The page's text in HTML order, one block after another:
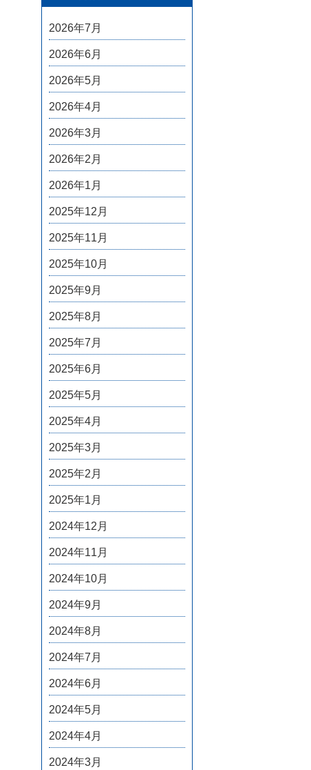
2026年7月
2026年6月
2026年5月
2026年4月
2026年3月
2026年2月
2026年1月
2025年12月
2025年11月
2025年10月
2025年9月
2025年8月
2025年7月
2025年6月
2025年5月
2025年4月
2025年3月
2025年2月
2025年1月
2024年12月
2024年11月
2024年10月
2024年9月
2024年8月
2024年7月
2024年6月
2024年5月
2024年4月
2024年3月